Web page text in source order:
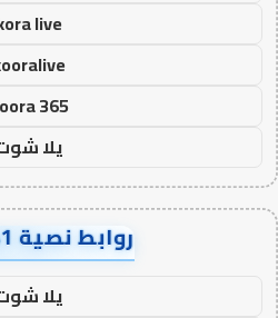
live
365
يلا
روابط نصية AA90141
يلا